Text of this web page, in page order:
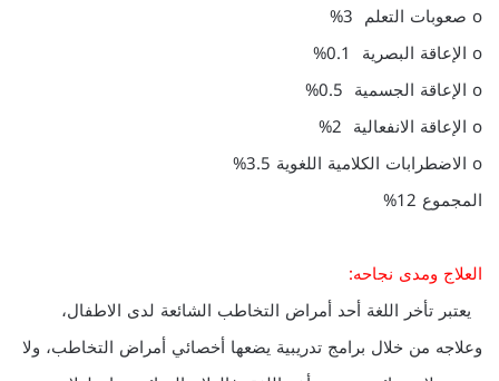
o صعوبات التعلم 3%
o الإعاقة البصرية 0.1%
o الإعاقة الجسمية 0.5%
o الإعاقة الانفعالية 2%
o الاضطرابات الكلامية اللغوية 3.5%
المجموع 12%
العلاج ومدى نجاحه:
يعتبر تأخر اللغة أحد أمراض التخاطب الشائعة لدى الاطفال،
وعلاجه من خلال برامج تدريبية يضعها أخصائي أمراض التخاطب، ولا